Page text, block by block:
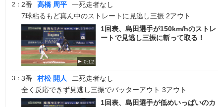
2： 2番 高橋 周平
一死走者なし
7球粘るもど真ん中のストレートに見逃し三振 2アウト
0:12
1回表、島田選手が150km/hのストレ
ートで見逃し三振に斬って取る！
3： 3番 村松 開人
二死走者なし
全く反応できず見逃し三振でバッターアウト 3アウト
1回表、島田選手が低めいっぱいのカ